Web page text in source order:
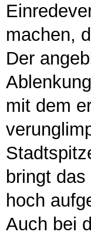
machen,
Der
mit dem
bringt
hoch
Auch bei